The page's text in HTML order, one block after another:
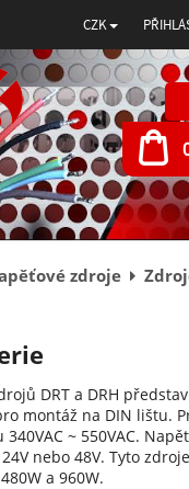
CZK
zdroje
DRT a DRH
montáž na DIN lištu.
~ 550VAC.
nebo 48V. Tyto
a 960W.